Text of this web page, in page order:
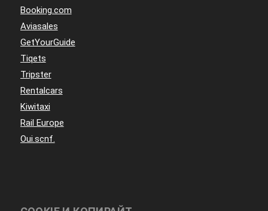
Booking.com
Aviasales
GetYourGuide
Tiqets
Tripster
Rentalcars
Kiwitaxi
Rail Europe
Oui.scnf.